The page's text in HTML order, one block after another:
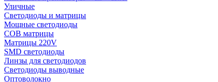
Уличные
Светодиоды и матрицы
Мощные светодиоды
COB матрицы
Матрицы 220V
SMD светодиоды
Линзы для светодиодов
Светодиоды выводные
Оптоволокно